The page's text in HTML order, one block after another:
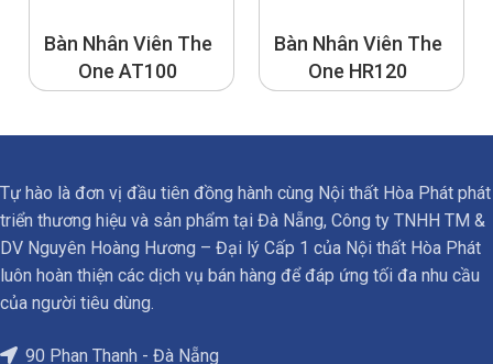
Bàn Nhân Viên The
One AT100
Bàn Nhân Viên The
One HR120
Tự hào là đơn vị đầu tiên đồng hành cùng Nội thất Hòa Phát phát
triển thương hiệu và sản phẩm tại Đà Nẵng, Công ty TNHH TM &
DV Nguyên Hoàng Hương – Đại lý Cấp 1 của Nội thất Hòa Phát
luôn hoàn thiện các dịch vụ bán hàng để đáp ứng tối đa nhu cầu
của người tiêu dùng.
90 Phan Thanh - Đà Nẵng